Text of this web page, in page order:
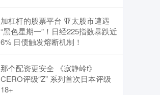
加杠杆的股票平台 亚太股市遭遇
“黑色星期一”！日经225指数暴跌近
6% 日债触发熔断机制！
那个配资更安全 《寂静岭f》
CERO评级“Z” 系列首次日本评级
18+